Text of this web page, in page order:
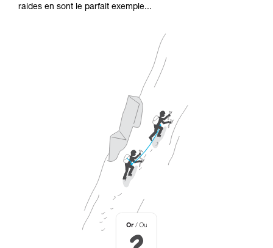
raides en sont le parfait exemple...